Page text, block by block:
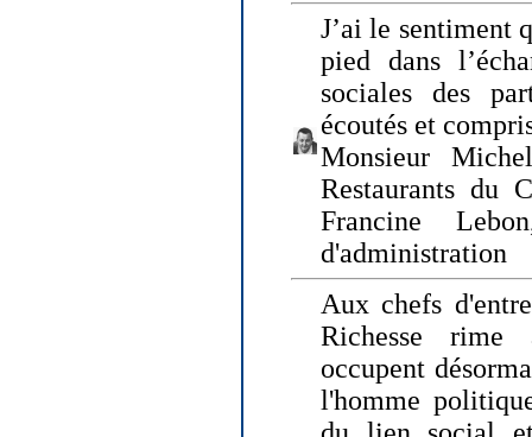
J’ai le sentiment
pied dans
sociales des
écoutés et
Monsieur
Restaurants du
Francine
d'administration
Aux chefs
Richesse rime
occupent
l'homme